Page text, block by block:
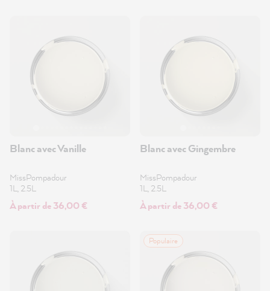
Blanc avec Vanille
MissPompadour
1L, 2.5L
À partir de 36,00 €
Blanc avec Gingembre
MissPompadour
1L, 2.5L
À partir de 36,00 €
Populaire